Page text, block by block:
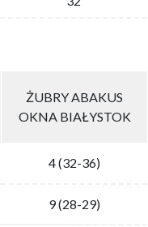
ŻUBRY ABAKUS
OKNA BIAŁYSTOK
4 (32-36)
9 (28-29)